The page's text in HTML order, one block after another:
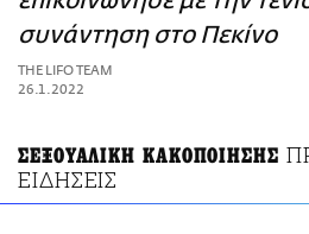
ΑΜΠΑ
PRINT
συνάντηση στο Πεκίνο
THE LIFO TEAM
26.1.2022
ΣΕΞΟΥΑΛΙΚΗ ΚΑΚΟΠΟΙΗΣΗΣ
ΕΙΔΗΣΕΙΣ